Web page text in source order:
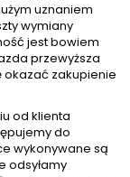
uznaniem
wymiany
jest bowiem
przewyższa
okazać zakupienie
od klienta
do
wykonywane są
odsyłamy